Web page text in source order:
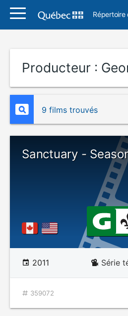
Répertoire
Producteur :
9 films trouvés
Sanctuary -
2011 Série
359072